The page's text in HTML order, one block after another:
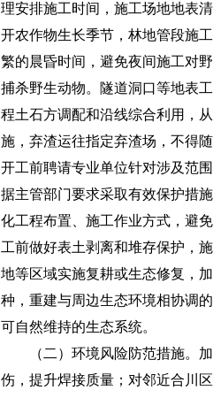
理安排施工时间，施工场地地表
开农作物生长季节，林地管段施
繁的晨昏时间，避免夜间施工对
捕杀野生动物。隧道洞口等地表
程土石方调配和沿线综合利用，
施，弃渣运往指定弃渣场，不得
开工前聘请专业单位针对涉及范
据主管部门要求采取有效保护措
化工程布置、施工作业方式，避
工前做好表土剥离和堆存保护，
地等区域实施复耕或生态修复，
种，重建与周边生态环境相协调
可自然维持的生态系统。
（二）环境风险防范措施。加
伤，提升焊接质量；对邻近合川